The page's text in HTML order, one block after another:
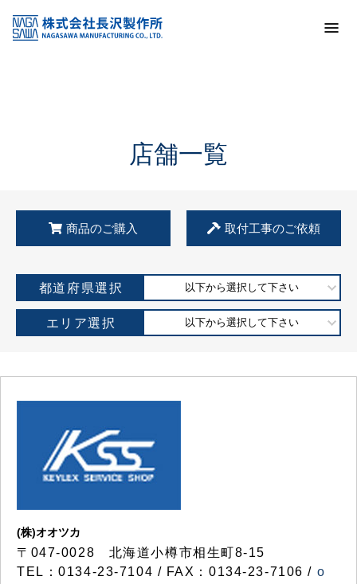
KSS加盟店・取扱店情報
店舗一覧
店舗一覧
商品のご購入 取付工事のご依頼
都道府県選択 以下から選択して下さい
エリア選択 以下から選択して下さい
(株)オオツカ
〒047-0028 北海道小樽市相生町8-15
TEL：0134-23-7104 / FAX：0134-23-7106 / o